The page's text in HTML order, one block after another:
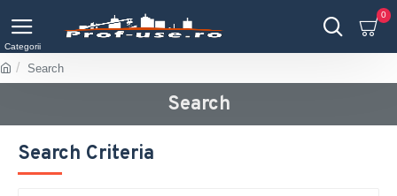
0
Search
Search
Search Criteria